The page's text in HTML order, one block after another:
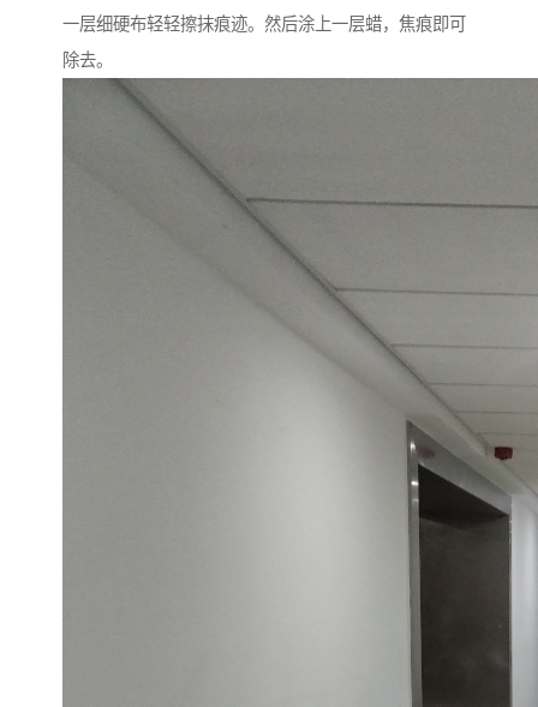
一层细硬布轻轻擦抹痕迹。然后涂上一层蜡，焦痕即可
除去。